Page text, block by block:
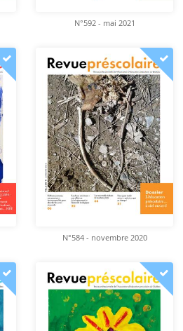
N°592 - mai 2021
N°584 - novembre 2020